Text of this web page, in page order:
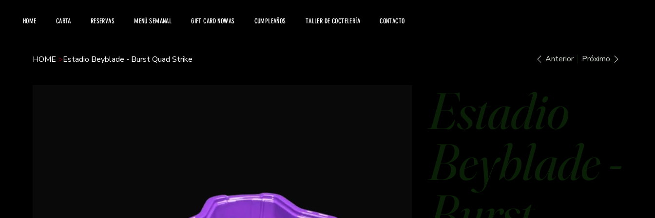
HOME CARTA RESERVAS MENÚ SEMANAL GIFT CARD NOWAS CUMPLEAÑOS TALLER DE COCTELERÍA CONTACTO
HOME >Estadio Beyblade - Burst Quad Strike Anterior Próximo
Estadio
Beyblade -